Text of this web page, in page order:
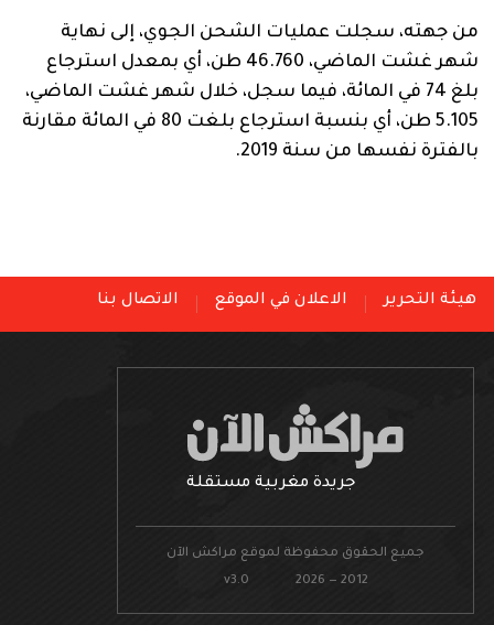
من جهته، سجلت عمليات الشحن الجوي، إلى نهاية
شهر غشت الماضي، 46.760 طن، أي بمعدل استرجاع
بلغ 74 في المائة، فيما سجل، خلال شهر غشت الماضي،
5.105 طن، أي بنسبة استرجاع بلغت 80 في المائة مقارنة
بالفترة نفسها من سنة 2019.
هيئة التحرير الاعلان في الموقع الاتصال بنا
جريدة مغربية مستقلة
جميع الحقوق محفوظة لموقع مراكش الآن
v3.0 2026 — 2012